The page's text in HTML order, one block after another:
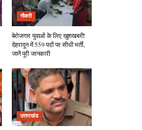
नौकरी
बेरोजगार युवाओं के लिए खुशखबरी!
देहरादून में 559 पदों पर सीधी भर्ती,
जानें पूरी जानकारी
उत्तराखंड